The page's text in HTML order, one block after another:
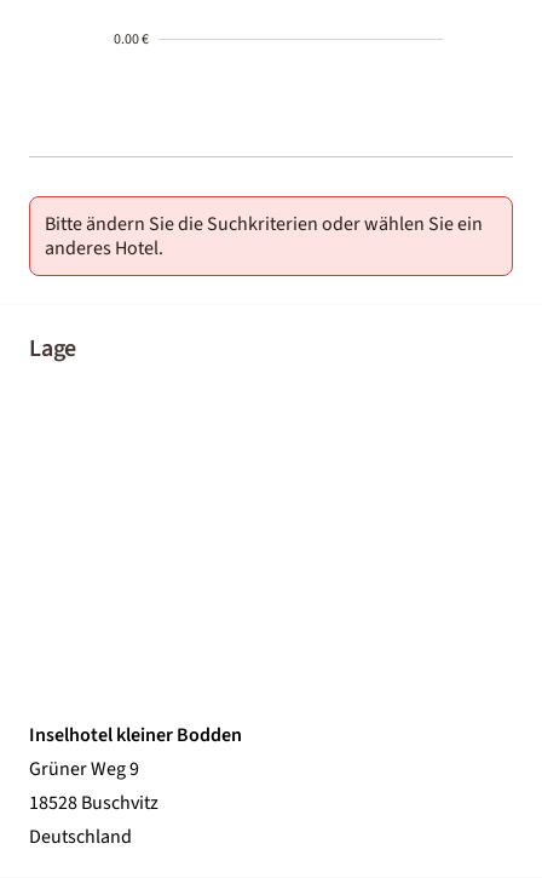
0.00 €
01-02
Bitte ändern Sie die Suchkriterien oder wählen Sie ein
anderes Hotel.
Lage
Inselhotel kleiner Bodden
Grüner Weg 9
18528 Buschvitz
Deutschland